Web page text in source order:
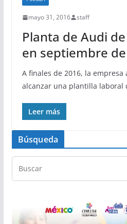
mayo 31, 2016 staff
Planta de Audi
en septiembre
A finales de 2016, la empresa
alcanzar una plantilla laboral
Leer más
Búsqueda